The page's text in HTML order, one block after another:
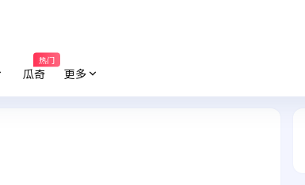
瓜奇
热门
更多